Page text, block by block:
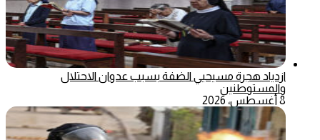
ازدياد هجرة مسيحيي الضفة بسبب عدوان الاحتلال
والمستوطنين
8 أغسطس، 2026